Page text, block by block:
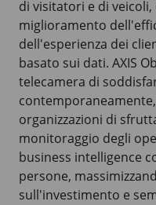
di visitatori e di
miglioramento
dell'esperienza dei
basato sui dati. AXIS
telecamera di
organizzazioni di
monitoraggio degli
business intelligence
persone,
sull'investimento e